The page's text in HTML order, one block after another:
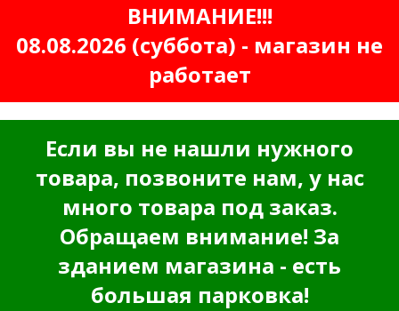
ВНИМАНИЕ!!!
08.08.2026 (суббота) - магазин не
работает
Если вы не нашли нужного
товара, позвоните нам, у нас
много товара под заказ.
Обращаем внимание! За
зданием магазина - есть
большая парковка!